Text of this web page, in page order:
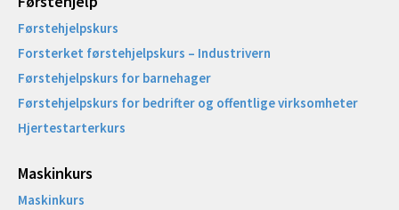
Førstehjelpskurs
Forsterket førstehjelpskurs – Industrivern
Førstehjelpskurs for barnehager
Førstehjelpskurs for bedrifter og offentlige virksomheter
Hjertestarterkurs
Maskinkurs
Maskinkurs